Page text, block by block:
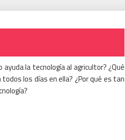
ayuda la tecnología al agricultor?¿Qué
los días en ella? ¿Por qué es tan